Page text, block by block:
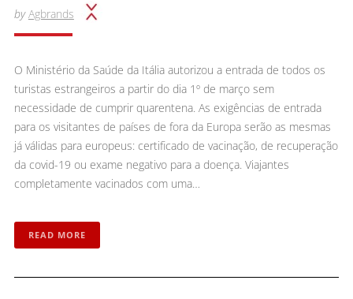
by Agbrands
O Ministério da Saúde da Itália autorizou a entrada de todos os
turistas estrangeiros a partir do dia 1º de março sem
necessidade de cumprir quarentena. As exigências de entrada
para os visitantes de países de fora da Europa serão as mesmas
já válidas para europeus: certificado de vacinação, de recuperação
da covid-19 ou exame negativo para a doença. Viajantes
completamente vacinados com uma…
READ MORE